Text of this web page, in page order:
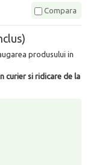
Compara
produsului in
curier si ridicare de la